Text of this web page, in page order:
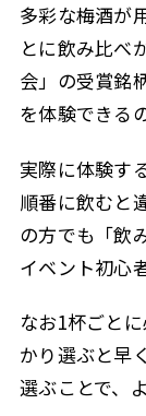
多彩な梅酒が
とに飲み比べ
会」の受賞銘
を体験できる
実際に体験す
順番に飲むと
の方でも「飲
イベント初心
なお1杯ごと
かり選ぶと早
選ぶことで、